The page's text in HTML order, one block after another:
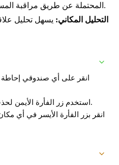
المحتملة عن طريق مراقبة المسافات بين الأجسام المتحركة.
التحليل المكاني: يسهل تحليل
انقر على أي صندوقي إحاطة
استخدم زر الفأرة الأيمن لحذف جميع النقاط المرسومة.
انقر بزر الفأرة الأيسر في أي